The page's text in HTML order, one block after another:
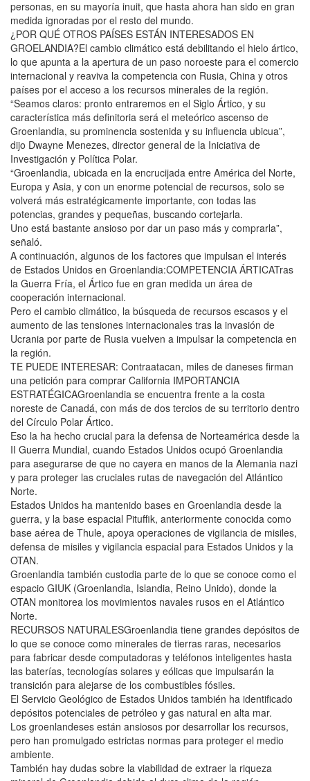
personas, en su mayoría inuit, que hasta ahora han sido en gran
medida ignoradas por el resto del mundo.
¿POR QUÉ OTROS PAÍSES ESTÁN INTERESADOS EN
GROELANDIA?El cambio climático está debilitando el hielo ártico,
lo que apunta a la apertura de un paso noroeste para el comercio
internacional y reaviva la competencia con Rusia, China y otros
países por el acceso a los recursos minerales de la región.
“Seamos claros: pronto entraremos en el Siglo Ártico, y su
característica más definitoria será el meteórico ascenso de
Groenlandia, su prominencia sostenida y su influencia ubicua”,
dijo Dwayne Menezes, director general de la Iniciativa de
Investigación y Política Polar.
“Groenlandia, ubicada en la encrucijada entre América del Norte,
Europa y Asia, y con un enorme potencial de recursos, solo se
volverá más estratégicamente importante, con todas las
potencias, grandes y pequeñas, buscando cortejarla.
Uno está bastante ansioso por dar un paso más y comprarla”,
señaló.
A continuación, algunos de los factores que impulsan el interés
de Estados Unidos en Groenlandia:COMPETENCIA ÁRTICATras
la Guerra Fría, el Ártico fue en gran medida un área de
cooperación internacional.
Pero el cambio climático, la búsqueda de recursos escasos y el
aumento de las tensiones internacionales tras la invasión de
Ucrania por parte de Rusia vuelven a impulsar la competencia en
la región.
TE PUEDE INTERESAR: Contraatacan, miles de daneses firman
una petición para comprar California IMPORTANCIA
ESTRATÉGICAGroenlandia se encuentra frente a la costa
noreste de Canadá, con más de dos tercios de su territorio dentro
del Círculo Polar Ártico.
Eso la ha hecho crucial para la defensa de Norteamérica desde la
II Guerra Mundial, cuando Estados Unidos ocupó Groenlandia
para asegurarse de que no cayera en manos de la Alemania nazi
y para proteger las cruciales rutas de navegación del Atlántico
Norte.
Estados Unidos ha mantenido bases en Groenlandia desde la
guerra, y la base espacial Pituffik, anteriormente conocida como
base aérea de Thule, apoya operaciones de vigilancia de misiles,
defensa de misiles y vigilancia espacial para Estados Unidos y la
OTAN.
Groenlandia también custodia parte de lo que se conoce como el
espacio GIUK (Groenlandia, Islandia, Reino Unido), donde la
OTAN monitorea los movimientos navales rusos en el Atlántico
Norte.
RECURSOS NATURALESGroenlandia tiene grandes depósitos de
lo que se conoce como minerales de tierras raras, necesarios
para fabricar desde computadoras y teléfonos inteligentes hasta
las baterías, tecnologías solares y eólicas que impulsarán la
transición para alejarse de los combustibles fósiles.
El Servicio Geológico de Estados Unidos también ha identificado
depósitos potenciales de petróleo y gas natural en alta mar.
Los groenlandeses están ansiosos por desarrollar los recursos,
pero han promulgado estrictas normas para proteger el medio
ambiente.
También hay dudas sobre la viabilidad de extraer la riqueza